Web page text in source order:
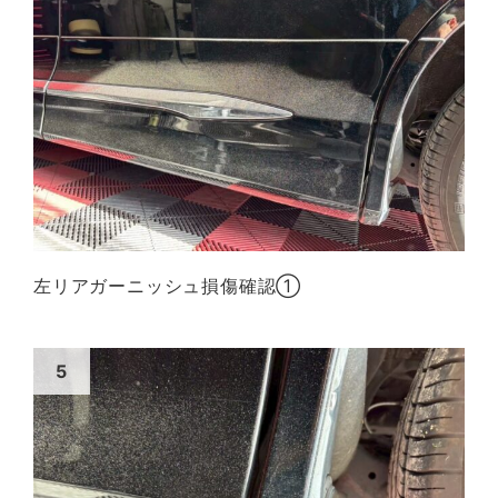
左リアガーニッシュ損傷確認①